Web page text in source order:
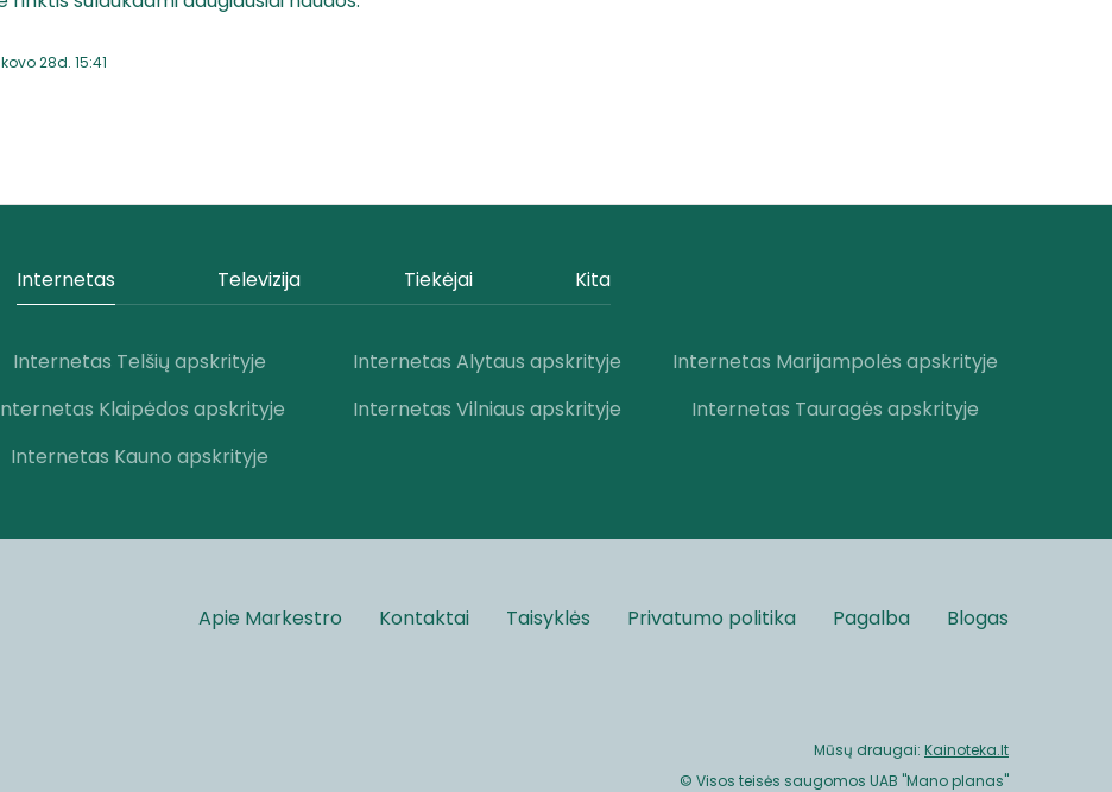
28d. 15:41
Internetas Televizija Tiekėjai Kita
Internetas Telšių apskrityje Internetas Alytaus apskrityje
Internetas Marijampolės apskrityje
Klaipėdos apskrityje Internetas Vilniaus apskrityje
Internetas Tauragės apskrityje
Internetas Kauno apskrityje
Apie Markestro Kontaktai Taisyklės Privatumo politika Pagalba Blogas
Mūsų draugai: Kainoteka.lt
© Visos teisės saugomos UAB "Mano planas"